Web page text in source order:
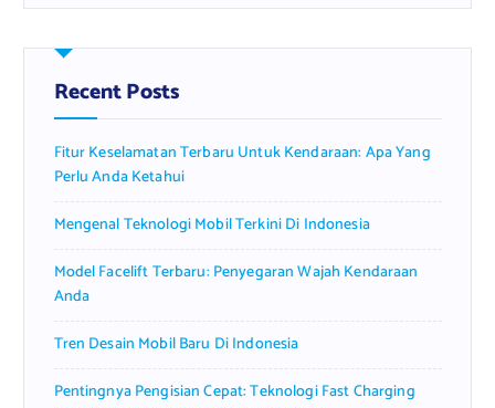
r
h
f
o
:
Recent Posts
Fitur Keselamatan Terbaru Untuk Kendaraan: Apa Yang
Perlu Anda Ketahui
Mengenal Teknologi Mobil Terkini Di Indonesia
Model Facelift Terbaru: Penyegaran Wajah Kendaraan
Anda
Tren Desain Mobil Baru Di Indonesia
Pentingnya Pengisian Cepat: Teknologi Fast Charging